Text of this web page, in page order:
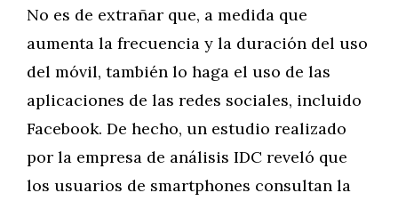
No es de extrañar que, a medida que
aumenta la frecuencia y la duración del uso
del móvil, también lo haga el uso de las
aplicaciones de las redes sociales, incluido
Facebook. De hecho, un estudio realizado
por la empresa de análisis IDC reveló que
los usuarios de smartphones consultan la